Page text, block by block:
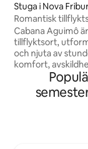
Stuga i Nova
Romantisk
Aguimô.
Cabana Aguimô
tillflyktsort,
och njuta av
komfort,
5 km från
charmiga Pq.
kombination av
närliggande